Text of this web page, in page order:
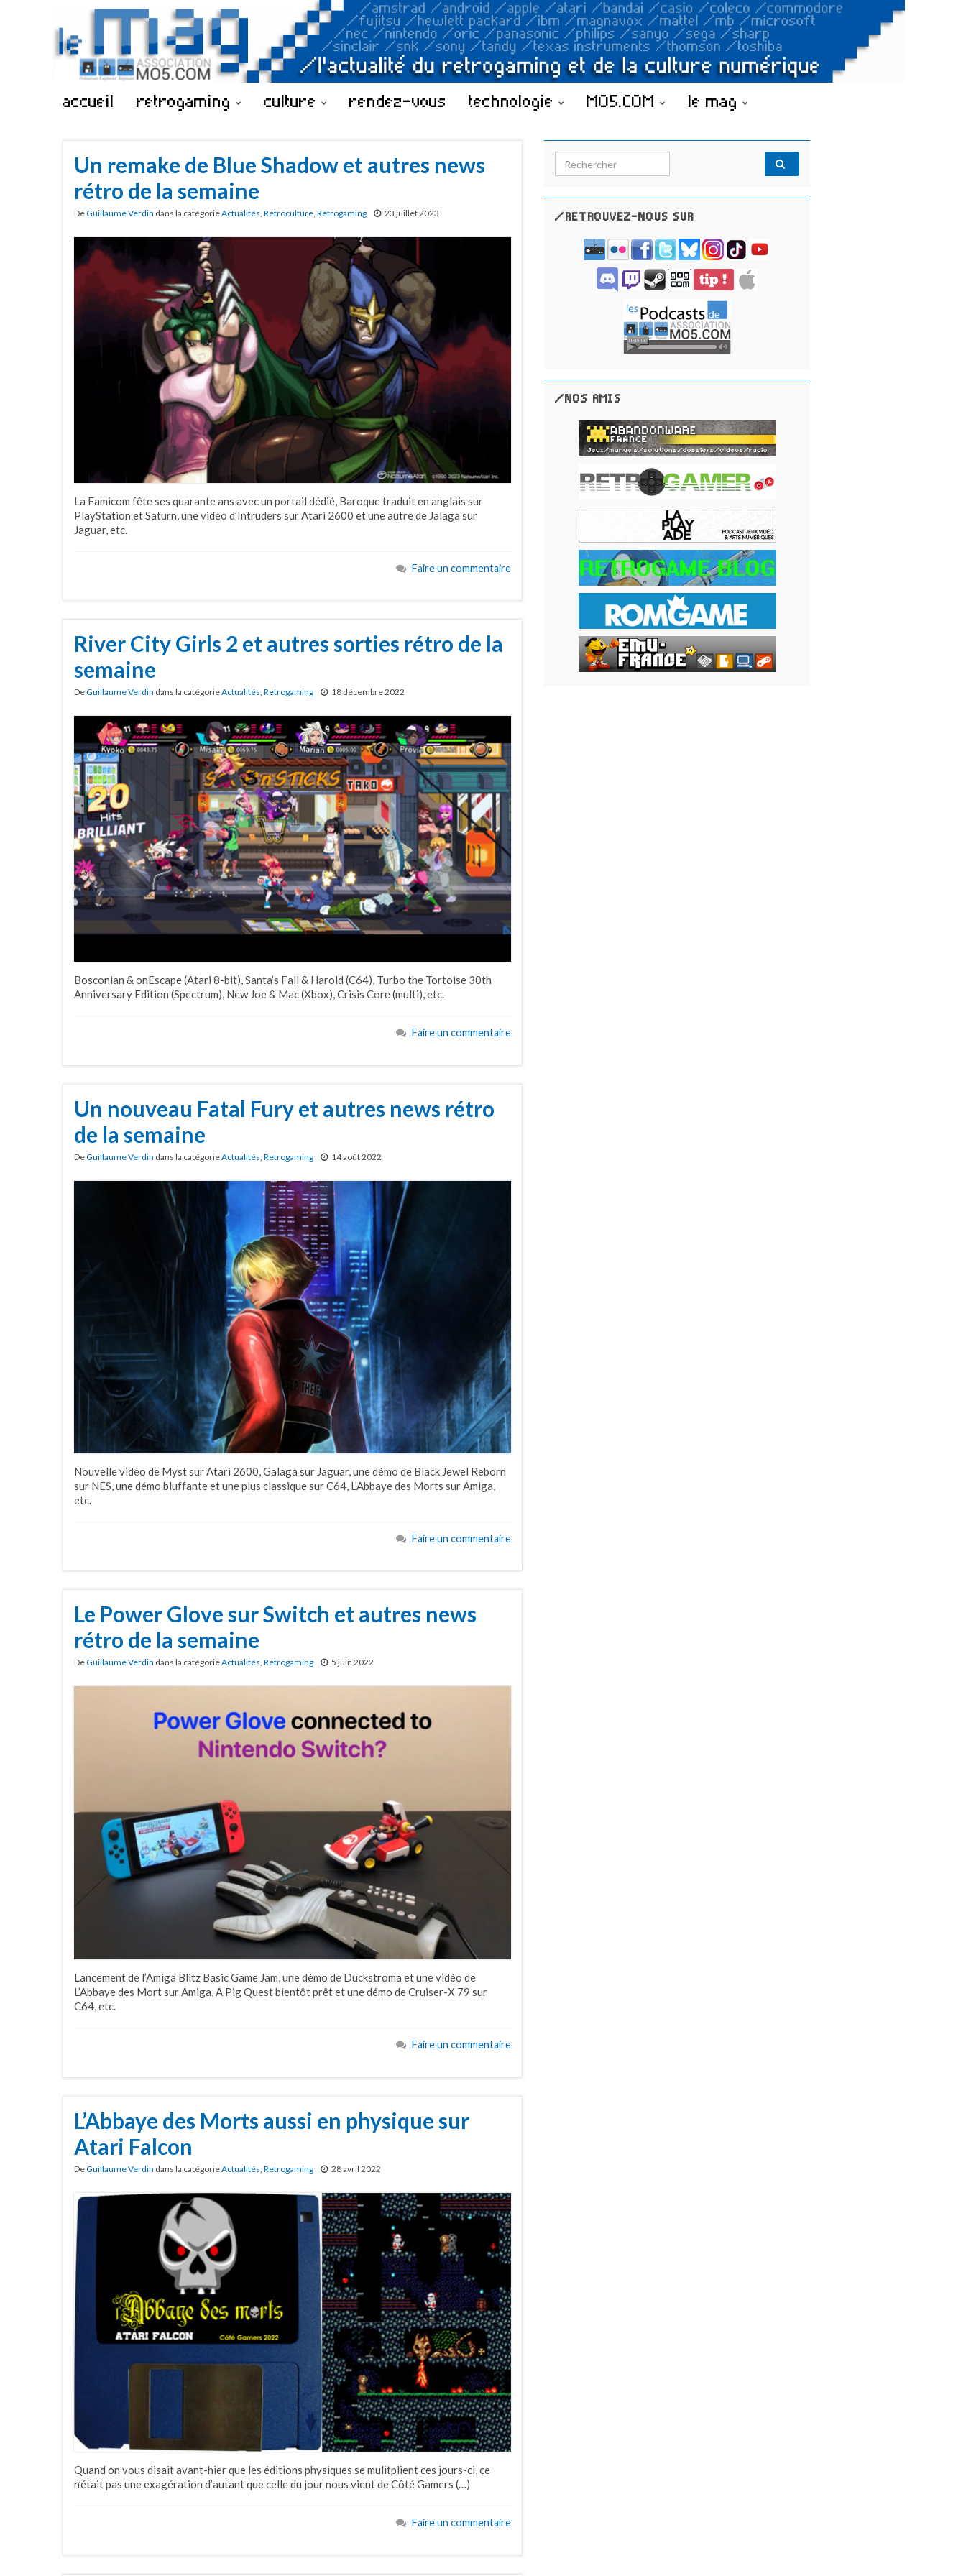
accueil retrogaming culture rendez-vous technologie MO5.COM le mag
Un remake de Blue Shadow et autres news
rétro de la semaine
DeGuillaume Verdin dans la catégorieActualités, Retroculture, Retrogaming 23 juillet 2023
La Famicom fête ses quarante ans avec un portail dédié, Baroque traduit en anglais sur
PlayStation et Saturn, une vidéo d’Intruders sur Atari 2600 et une autre de Jalaga sur
Jaguar, etc.
Faire un commentaire
River City Girls 2 et autres sorties rétro de la
semaine
DeGuillaume Verdin dans la catégorieActualités, Retrogaming 18 décembre 2022
Bosconian & onEscape (Atari 8-bit), Santa’s Fall & Harold (C64), Turbo the Tortoise 30th
Anniversary Edition (Spectrum), New Joe & Mac (Xbox), Crisis Core (multi), etc.
Faire un commentaire
Un nouveau Fatal Fury et autres news rétro
de la semaine
DeGuillaume Verdin dans la catégorieActualités Retrogaming 14 août 2022
Nouvelle vidéo de Myst sur Atari 2600, Galaga sur Jaguar, une démo de Black Jewel Reborn
sur NES, une démo bluffante et une plus classique sur C64, L’Abbaye des Morts sur Amiga,
etc.
Faire un commentaire
Le Power Glove sur Switch et autres news
rétro de la semaine
DeGuillaume Verdin dans la catégorieActualités, Retrogaming 5 juin 2022
Lancement de l’Amiga Blitz Basic Game Jam, une démo de Duckstroma et une vidéo de
L’Abbaye des Mort sur Amiga, A Pig Quest bientôt prêt et une démo de Cruiser-X 79 sur
C64, etc.
Faire un commentaire
L’Abbaye des Morts aussi en physique sur
Atari Falcon
DeGuillaume Verdin dans la catégorieActualités Retrogaming 28 avril 2022
Quand on vous disait avant-hier que les éditions physiques se mulitplient ces jours-ci, ce
n’était pas une exagération d’autant que celle du jour nous vient de Côté Gamers (…)
Faire un commentaire
Search for:
/RETROUVEZ-NOUS SUR
/NOS AMIS